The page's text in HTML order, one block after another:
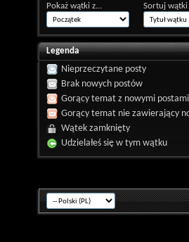
Pokaż wątki z... Sortuj wątki
Legenda
Nieprzeczytane posty
Brak nowych postów
Gorący temat z nowymi postami
Gorący temat nie zawierający
Wątek zamknięty
Udzielałeś się w tym wątku